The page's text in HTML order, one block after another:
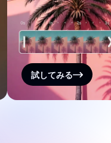
試してみる